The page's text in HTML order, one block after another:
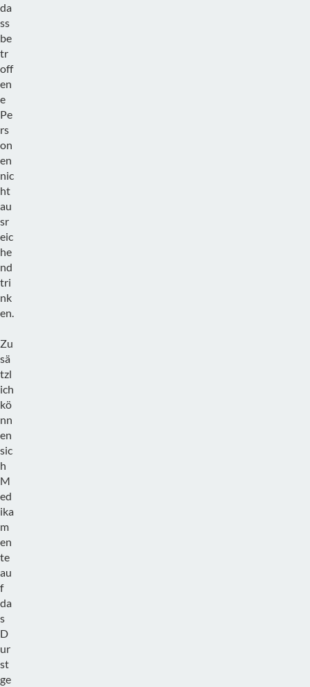
da
ss
be
tr
off
en
e
Pe
rs
on
en
nic
ht
au
sr
eic
he
nd
tri
nk
en.
Zu
sä
tzl
ich
kö
nn
en
sic
h
M
ed
ika
m
en
te
au
f
da
s
D
ur
st
ge